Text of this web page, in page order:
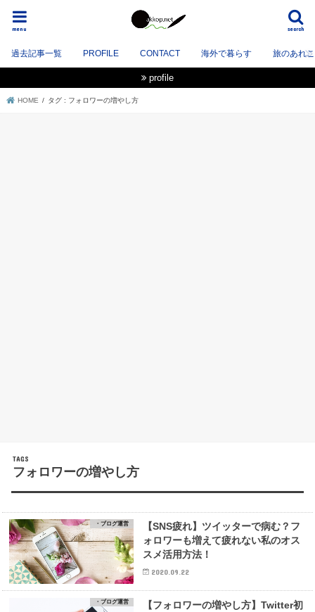
search
menu
過去記事一覧 PROFILE CONTACT 海外で暮らす 旅のあれ
profile
HOME タグ : フォロワーの増やし方
フォロワーの増やし方
・ブログ運営
【SNS疲れ】ツイッターで病む？フ
ォロワーも増えて疲れない私のオス
スメ活用方法！
2020.09.22
・ブログ運営
【フォロワーの増やし方】Twitter初